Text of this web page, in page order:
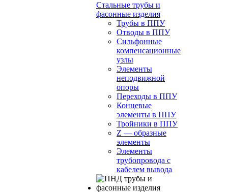
Стальные трубы и
фасонные изделия
Трубы в ППУ
Отводы в ППУ
Сильфонные
компенсационные
узлы
Элементы
неподвижной
опоры
Переходы в ППУ
Концевые
элементы в ППУ
Тройники в ППУ
Z — образные
элементы
Элементы
трубопровода с
кабелем вывода